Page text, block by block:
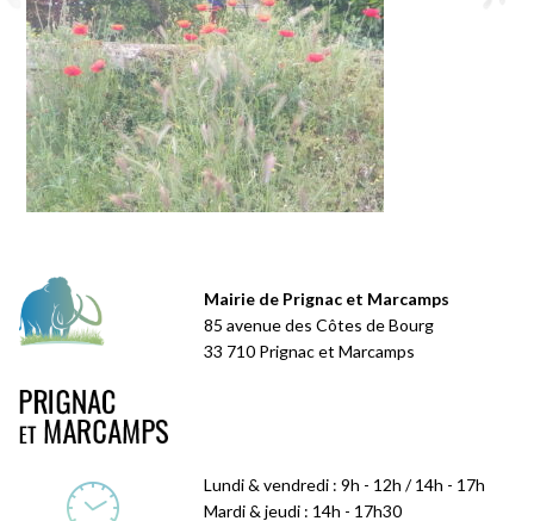
Mairie de Prignac et Marcamps
85 avenue des Côtes de Bourg
33 710 Prignac et Marcamps
Lundi & vendredi : 9h - 12h / 14h - 17h
Mardi & jeudi : 14h - 17h30